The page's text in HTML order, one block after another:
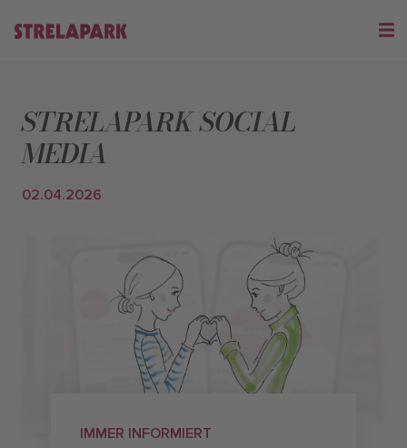
STRELAPARK SOCIAL
MEDIA
02.04.2026
IMMER INFORMIERT